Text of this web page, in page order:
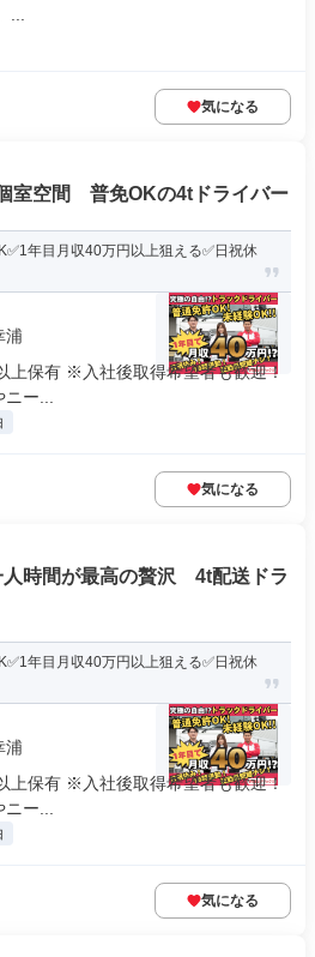
気になる
室空間 普免OKの4tドライバー
年目月収40万円以上狙える✅日祝休
浦
上保有 ※入社後取得希望者も歓迎！
ー...
気になる
時間が最高の贅沢 4t配送ドラ
年目月収40万円以上狙える✅日祝休
浦
上保有 ※入社後取得希望者も歓迎！
ー...
気になる